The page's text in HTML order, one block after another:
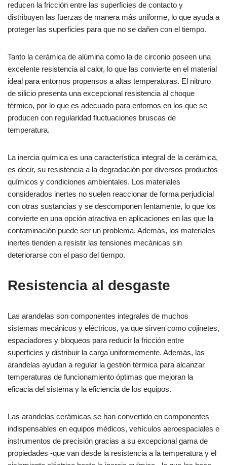
reducen la fricción entre las superficies de contacto y
distribuyen las fuerzas de manera más uniforme, lo que ayuda a
proteger las superficies para que no se dañen con el tiempo.
Tanto la cerámica de alúmina como la de circonio poseen una
excelente resistencia al calor, lo que las convierte en el material
ideal para entornos propensos a altas temperaturas. El nitruro
de silicio presenta una excepcional resistencia al choque
térmico, por lo que es adecuado para entornos en los que se
producen con regularidad fluctuaciones bruscas de
temperatura.
La inercia química es una característica integral de la cerámica,
es decir, su resistencia a la degradación por diversos productos
químicos y condiciones ambientales. Los materiales
considerados inertes no suelen reaccionar de forma perjudicial
con otras sustancias y se descomponen lentamente, lo que los
convierte en una opción atractiva en aplicaciones en las que la
contaminación puede ser un problema. Además, los materiales
inertes tienden a resistir las tensiones mecánicas sin
deteriorarse con el paso del tiempo.
Resistencia al desgaste
Las arandelas son componentes integrales de muchos
sistemas mecánicos y eléctricos, ya que sirven como cojinetes,
espaciadores y bloqueos para reducir la fricción entre
superficies y distribuir la carga uniformemente. Además, las
arandelas ayudan a regular la gestión térmica para alcanzar
temperaturas de funcionamiento óptimas que mejoran la
eficacia del sistema y la eficiencia de los equipos.
Las arandelas cerámicas se han convertido en componentes
indispensables en equipos médicos, vehículos aeroespaciales e
instrumentos de precisión gracias a su excepcional gama de
propiedades -que van desde la resistencia a la temperatura y el